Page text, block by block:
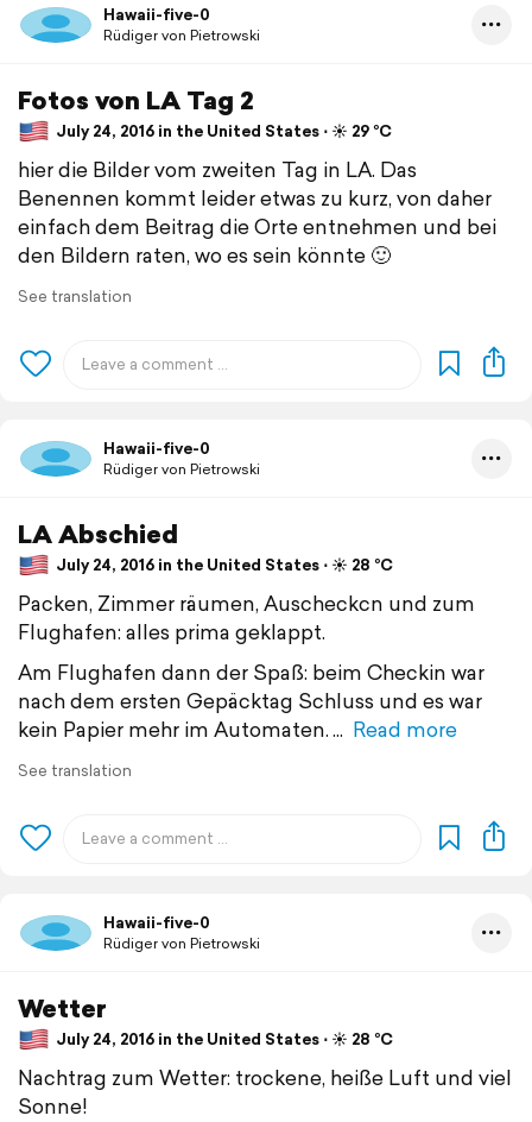
Hawaii-five-0
Rüdiger von Pietrowski
Fotos von LA Tag 2
July 24, 2016 in the United States ⋅ ☀️ 29 °C
hier die Bilder vom zweiten Tag in LA. Das
Benennen kommt leider etwas zu kurz, von daher
einfach dem Beitrag die Orte entnehmen und bei
den Bildern raten, wo es sein könnte 🙂
See translation
Hawaii-five-0
Rüdiger von Pietrowski
LA Abschied
July 24, 2016 in the United States ⋅ ☀️ 28 °C
Packen, Zimmer räumen, Auscheckcn und zum
Flughafen: alles prima geklappt.
Am Flughafen dann der Spaß: beim Checkin war
nach dem ersten Gepäcktag Schluss und es war
kein Papier mehr im Automaten.
Read more
See translation
Hawaii-five-0
Rüdiger von Pietrowski
Wetter
July 24, 2016 in the United States ⋅ ☀️ 28 °C
Nachtrag zum Wetter: trockene, heiße Luft und viel
Sonne!